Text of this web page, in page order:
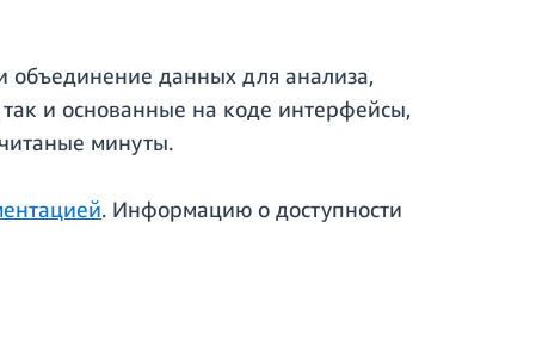
объединение данных для анализа,
и основанные на коде интерфейсы,
минуты.
. Информацию о доступности